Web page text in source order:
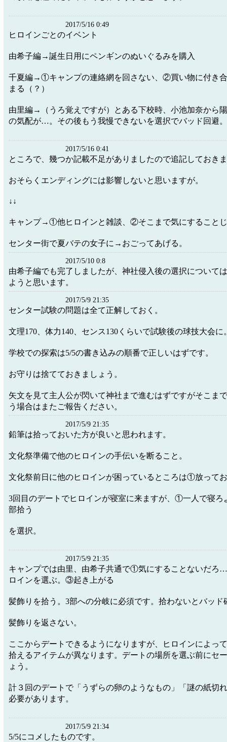
2017/5/16 0:49
ヒロインごとのイベント
由希子編→誕生日用にペンギンのぬいぐるみを購入
千夏編→①キャンプの連絡網を回さない、②買い物に付き
まる（？）
由里編→（うろ覚えですが）とある下校時、小池加奈から
の気配が…。その後もう我慢できないを選択でバッド回避。
2017/5/16 0:41
ところで、幾つか記載不足がありましたので追記しておき
おそらくエンディングには影響しないと思いますが。
↓↓
キャンプ→①他ヒロインと雑談、②そこまで気にすること
センター街で夏バテの女子に→おごってあげる。
2017/5/10 0:8
由希子編でも完了しましたが、神社侵入後の選択について
ようと思います。
2017/5/9 21:35
センター試験の問題は全て正解しておく。
文理170、体力140、センス130くらいで試験後の球技大会に
学校での探索は5/5の書き込みの順番で正しいはずです。
お守りは捨てておきましょう。
矢文を見て主人公が閃いて神社まで進むはずですがそこま
う場合はまたご報告ください。
2017/5/9 21:35
鉛筆は拾っておいた方が良いと思われます。
文化祭準備で他のヒロインの手伝いを断ること。
文化祭前日に他のヒロインが困っているところは①放って
3回目のデートでヒロインが寝室に来ますが、①一人で寝
部拾う
を選択。
2017/5/9 21:35
キャンプでは由里、由希子共通で①気にすることないだ
ロインを選ぶ。③起き上がる
髪飾りを拾う。3部への分岐に必須です。拾わないとバッド
髪飾りを返さない。
ここからデートできるようになりますが、ヒロインによっ
拾えるアイテムが異なります。デートの場所を選ぶ前にセ
ょう。
計３回のデートで「うずらの卵のようなもの」「謎の紙切
必要があります。
2017/5/9 21:34
5/5にコメしたものです。